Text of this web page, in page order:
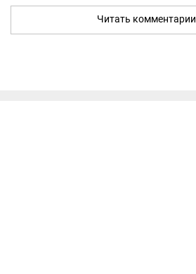
Читать комментарии